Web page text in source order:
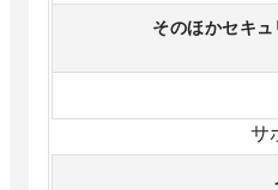
そのほかセキュ
サ